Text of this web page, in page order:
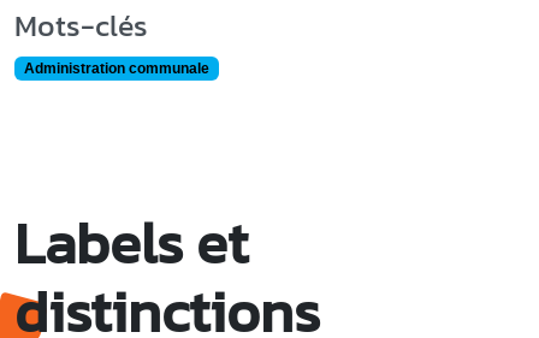
Mots-clés
Administration communale
Labels et
distinctions